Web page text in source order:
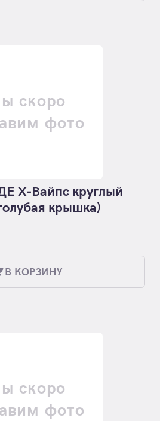
скоро
фото
Х-Вайпс круглый
крышка)
В КОРЗИНУ
скоро
фото